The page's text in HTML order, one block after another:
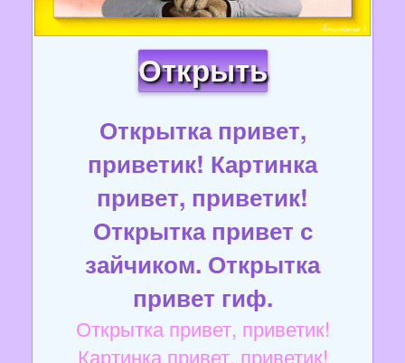
Открыть
Открытка привет,
приветик! Картинка
привет, приветик!
Открытка привет с
зайчиком. Открытка
привет гиф.
Открытка привет, приветик!
Картинка привет, приветик!